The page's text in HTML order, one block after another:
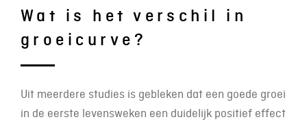
Wat is het verschil in
groeicurve?
Uit meerdere studies is gebleken dat een goede groei
in de eerste levensweken een duidelijk positief effect